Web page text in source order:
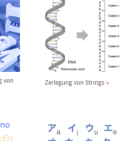
von
Zerlegung von Strings